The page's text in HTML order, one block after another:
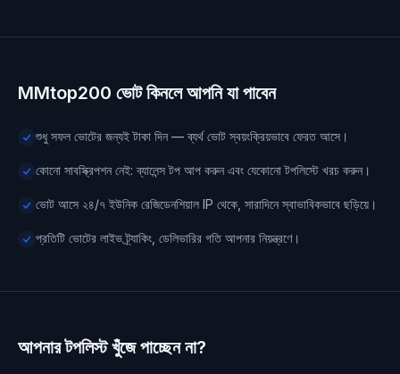
MMtop200 ভোট কিনলে আপনি যা পাবেন
শুধু সফল ভোটের জন্যই টাকা দিন — ব্যর্থ ভোট স্বয়ংক্রিয়ভাবে ফেরত আসে।
কোনো সাবস্ক্রিপশন নেই: ব্যালেন্স টপ আপ করুন এবং যেকোনো টপলিস্টে খরচ করুন।
ভোট আসে ২৪/৭ ইউনিক রেজিডেনশিয়াল IP থেকে, সারাদিনে স্বাভাবিকভাবে ছড়িয়ে।
প্রতিটি ভোটের লাইভ ট্র্যাকিং, ডেলিভারির গতি আপনার নিয়ন্ত্রণে।
আপনার টপলিস্ট খুঁজে পাচ্ছেন না?